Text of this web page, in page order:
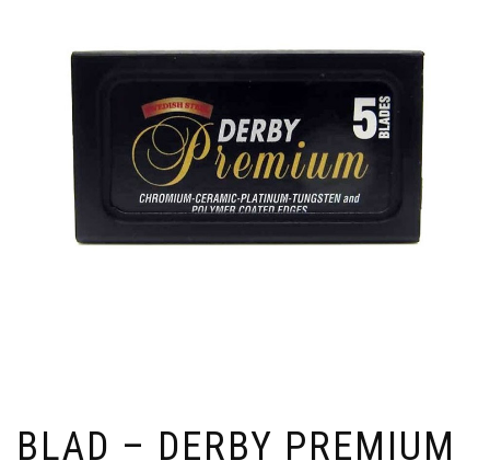
BLAD – DERBY PREMIUM